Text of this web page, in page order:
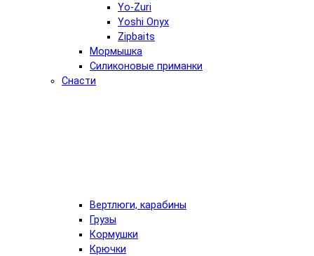
Yo-Zuri
Yoshi Onyx
Zipbaits
Мормышка
Силиконовые приманки
Снасти
Вертлюги, карабины
Грузы
Кормушки
Крючки